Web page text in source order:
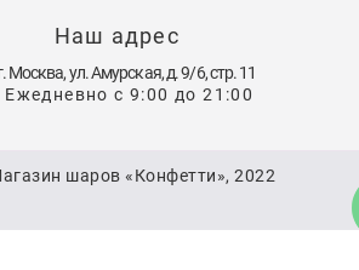
Наш адрес
Москва, ул. Амурская, д. 9/6, стр. 11
Ежедневно с 9:00 до 21:00
шаров «Конфетти», 2022